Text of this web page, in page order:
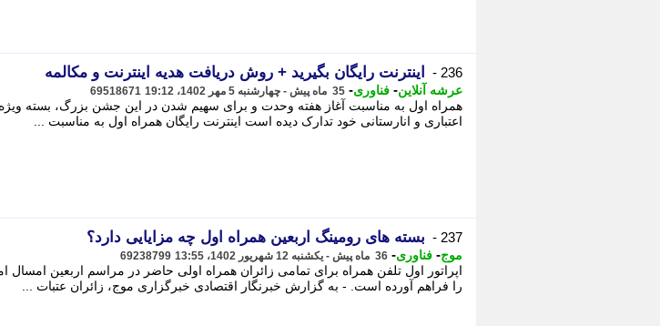
236 - اینترنت رایگان بگیرید + روش دریافت هدیه اینترنت و مکالمه
عرشه آنلاین- فناوری- 35 ماه پیش - چهارشنبه 5 مهر 1402، 19:12 69518671
همراه اول به مناسبت آغاز هفته وحدت و برای سهیم شدن در این جشن بزرگ، بسته
اعتباری و انارستانی خود تدارک دیده است اینترنت رایگان همراه اول به مناسبت ...
237 - بسته های رومینگ اربعین همراه اول چه مزایایی دارد؟
موج- فناوری- 36 ماه پیش - یکشنبه 12 شهریور 1402، 13:55 69238799
اپراتور اول تلفن همراه برای تمامی زائران همراه اولی حاضر در مراسم اربعین
را فراهم آورده است. - به گزارش خبرنگار اقتصادی خبرگزاری موج، زائران عتبات ...